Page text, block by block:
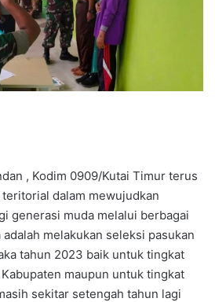
, Kodim 0909/Kutai Timur terus
dalam mewujudkan
generasi muda melalui berbagai
melakukan seleksi pasukan
tahun 2023 baik untuk tingkat
maupun untuk tingkat
sekitar setengah tahun lagi